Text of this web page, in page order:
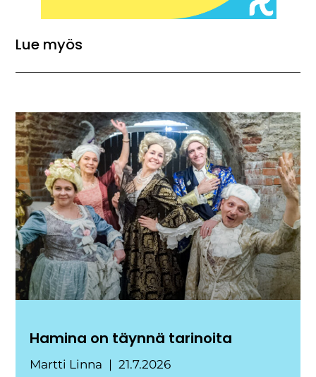
Lue myös
Hamina on täynnä tarinoita
Martti Linna 21.7.2026